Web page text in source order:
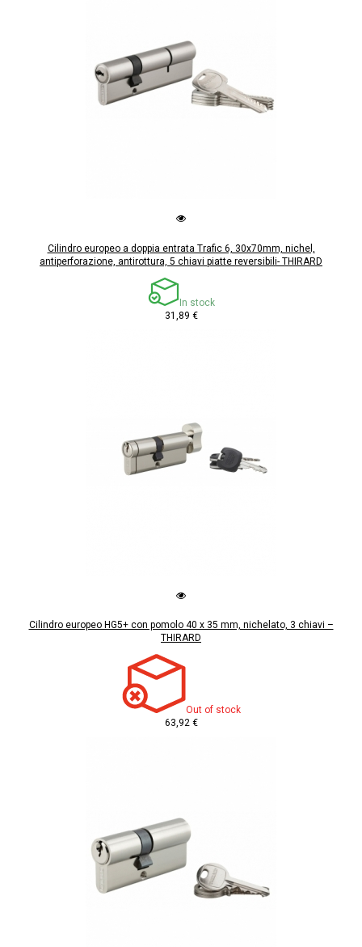
Cilindro europeo a doppia entrata Trafic 6, 30x70mm, nichel,
antiperforazione, antirottura, 5 chiavi piatte reversibili- THIRARD
In stock
31,89 €
Cilindro europeo HG5+ con pomolo 40 x 35 mm, nichelato, 3 chiavi –
THIRARD
Out of stock
63,92 €